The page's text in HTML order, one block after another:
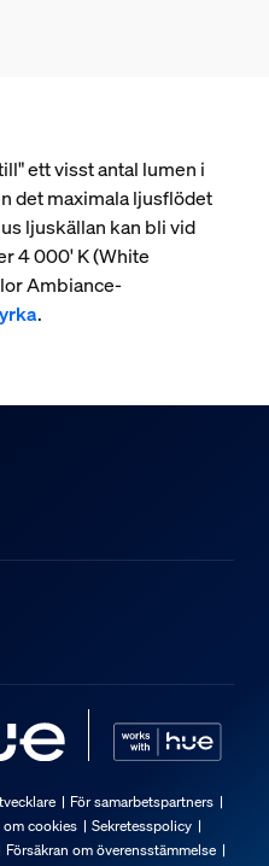
ett visst antal lumen i
det maximala ljusflödet
ljuskällan kan bli vid
4 000' K (White
Ambiance-
.
För samarbetspartners
cookies
Sekretesspolicy
Försäkran om överensstämmelse